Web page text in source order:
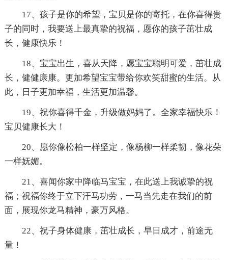
17、孩子是你的希望，宝贝是你的寄托，在你喜得贵
子的同时，我要送上最真挚的祝福，愿你的孩子茁壮成
长，健康快乐！
18、宝宝出生，喜从天降，愿宝宝聪明可爱，茁壮成
长，健健康康。更加希望宝宝带给你欢笑甜蜜的生活。从
此，日子更加幸福，生活更加温馨。
19、祝你喜得千金，升级做妈妈了。全家幸福快乐！
宝贝健康长大！
20、愿你像松柏一样坚定，像杨柳一样柔韧，像花朵
一样妩媚。
21、喜闻你家中降临马宝宝，在此送上我诚挚的祝
福；祝福你终于立下汗马功劳，一马当先走在我们的前
面，展现你龙马精神，豪万风格。
22、祝子身体健康，茁壮成长，早日成才，前途无
量！